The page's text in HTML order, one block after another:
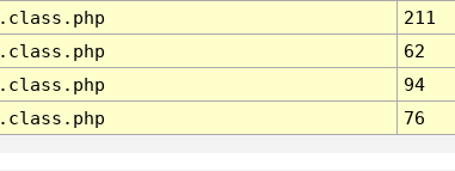
211
62
94
76